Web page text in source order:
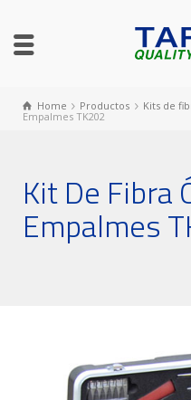
Home Productos Kits de
Empalmes TK202
Kit De Fibra
Empalmes